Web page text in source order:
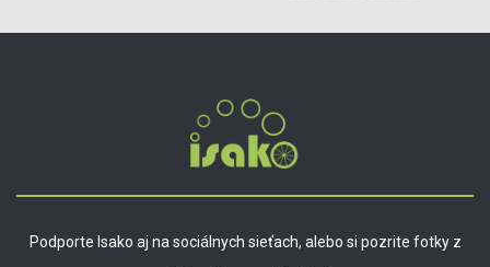
Podporte Isako aj na sociálnych sieťach, alebo si pozrite fotky z